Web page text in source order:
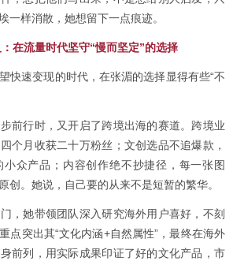
一样消散，她想留下一点痕迹。
在流量时代坚守“慢而坚定”的选择
快速变现的时代，在张湄的选择显得有些“不
前行时，又开启了跨境出海的赛道。跨境业
个月收获二十万粉丝；文创选品不追爆款，
众产品；内容创作绝不抄捷径，每一张图
创。她说，自己要的从来不是短暂的繁华。
，她带领团队深入研究海外用户喜好，不刻
点突出其“文化内涵+自然属性”，最终在海外
前列，用实际成果印证了好的文化产品，市